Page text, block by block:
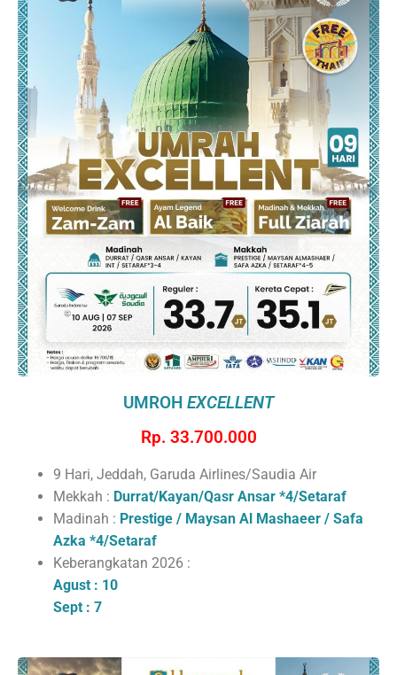
UMROH EXCELLENT
Rp. 33.700.000
9 Hari, Jeddah, Garuda Airlines/Saudia Air
Mekkah : Durrat/Kayan/Qasr Ansar *4/Setaraf
Madinah : Prestige / Maysan Al Mashaeer / Safa
Azka *4/Setaraf
Keberangkatan 2026 :
Agust : 10
Sept : 7